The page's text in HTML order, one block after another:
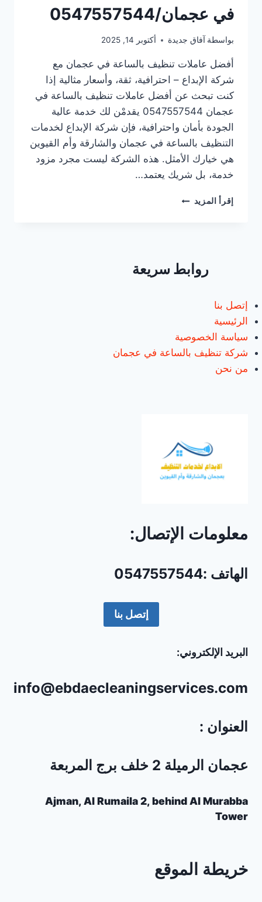
في عجمان/0547557544
بواسطة آفاق جديدة أكتوبر 14, 2025
أفضل عاملات تنظيف بالساعة في عجمان مع
شركة الإبداع – احترافية، ثقة، وأسعار مثالية إذا
كنت تبحث عن أفضل عاملات تنظيف بالساعة في
عجمان 0547557544 يقدمْن لك خدمة عالية
الجودة بأمان واحترافية، فإن شركة الإبداع لخدمات
التنظيف بالساعة في عجمان والشارقة وأم القيوين
هي خيارك الأمثل. هذه الشركة ليست مجرد مزود
خدمة، بل شريك يعتمد…
إقرأ المزيد أفضل
روابط سريعة
إتصل بنا
الرئيسية
سياسة الخصوصية
شركة تنظيف بالساعة في عجمان
من نحن
معلومات الإتصال:
الهاتف :0547557544
إتصل بنا
البريد الإلكتروني:
info@ebdaecleaningservices.com
العنوان :
عجمان الرميلة 2 خلف برج المربعة
Ajman, Al Rumaila 2, behind Al Murabba
Tower
خريطة الموقع